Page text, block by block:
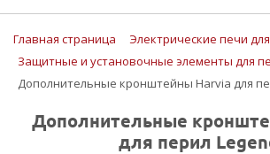
Главная страница
Электрические печи
Защитные и установочные элементы для
Дополнительные кронштейны Harvia для
Дополнительные
для перил